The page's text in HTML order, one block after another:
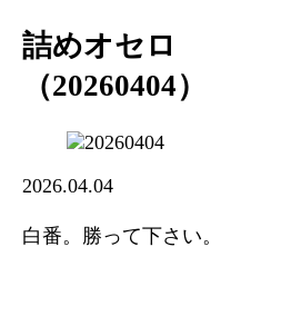
詰めオセロ
（20260404）
2026.04.04
白番。勝って下さい。